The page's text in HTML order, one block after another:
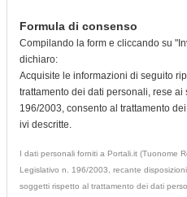
Formula di consenso
Compilando la form e cliccando su
dichiaro:
Acquisite le informazioni di seguito
trattamento dei dati personali, rese ai
196/2003, consento al trattamento
ivi descritte.
I dati personali forniti a Portali.it (Tuonome
Legislativo n. 196/2003, recante
soggetti rispetto al trattamento dei dati